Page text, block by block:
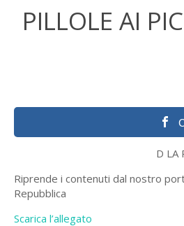
PILLOLE AI
D LA REPUBBLICA
Riprende i contenuti dal nostro
Repubblica
Scarica l’allegato